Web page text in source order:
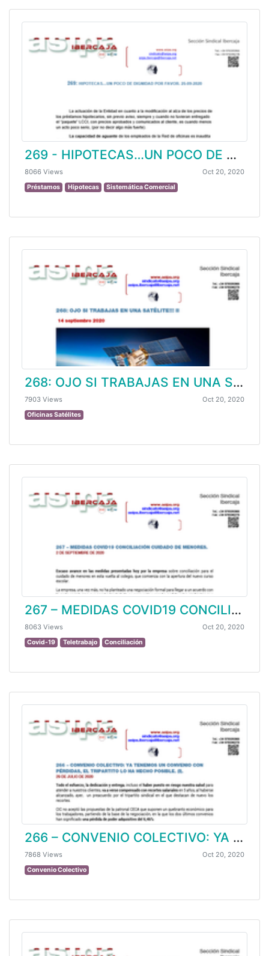
269 - HIPOTECAS…UN POCO DE DIGNIDAD POR FAVOR.
8066 Views Oct 20, 2020
Préstamos Hipotecas Sistemática Comercial
268: OJO SI TRABAJAS EN UNA SATÉLITE!!! II
7903 Views Oct 20, 2020
Oficinas Satélites
267 – MEDIDAS COVID19 CONCILIACIÓN CUIDADO DE MENORES.
8063 Views Oct 20, 2020
Covid-19 Teletrabajo Conciliación
266 – CONVENIO COLECTIVO: YA TENEMOS UN CONVENIO CON PÉRDIDAS, EL TRIPARTITO LO HA HECHO POSIBLE. (I).
7868 Views Oct 20, 2020
Convenio Colectivo